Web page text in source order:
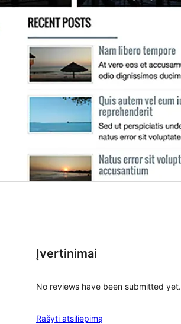
Įvertinimai
No reviews have been submitted yet.
Rašyti atsiliepimą